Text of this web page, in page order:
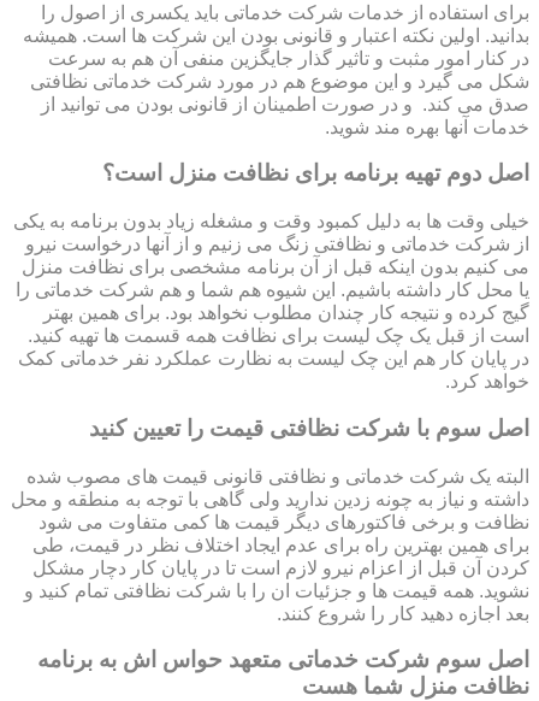
برای استفاده از خدمات شرکت خدماتی باید یکسری از اصول را
بدانید. اولین نکته اعتبار و قانونی بودن این شرکت ها است. همیشه
در کنار امور مثبت و تاثیر گذار جایگزین منفی آن هم به سرعت
شکل می گیرد و این موضوع هم در مورد شرکت خدماتی نظافتی
صدق می کند. و در صورت اطمینان از قانونی بودن می توانید از
خدمات آنها بهره مند شوید.
اصل دوم تهیه برنامه برای نظافت منزل است؟
خیلی وقت ها به دلیل کمبود وقت و مشغله زیاد بدون برنامه به یکی
از شرکت خدماتی و نظافتی زنگ می زنیم و از آنها درخواست نیرو
می کنیم بدون اینکه قبل از آن برنامه مشخصی برای نظافت منزل
یا محل کار داشته باشیم. این شیوه هم شما و هم شرکت خدماتی را
گیج کرده و نتیجه کار چندان مطلوب نخواهد بود. برای همین بهتر
است از قبل یک چک لیست برای نظافت همه قسمت ها تهیه کنید.
در پایان کار هم این چک لیست به نظارت عملکرد نفر خدماتی کمک
خواهد کرد.
اصل سوم با شرکت نظافتی قیمت را تعیین کنید
البته یک شرکت خدماتی و نظافتی قانونی قیمت های مصوب شده
داشته و نیاز به چونه زدین ندارید ولی گاهی با توجه به منطقه و محل
نظافت و برخی فاکتورهای دیگر قیمت ها کمی متفاوت می شود
برای همین بهترین راه برای عدم ایجاد اختلاف نظر در قیمت، طی
کردن آن قبل از اعزام نیرو لازم است تا در پایان کار دچار مشکل
نشوید. همه قیمت ها و جزئیات ان را با شرکت نظافتی تمام کنید و
بعد اجازه دهید کار را شروع کنند.
اصل سوم شرکت خدماتی متعهد حواس اش به برنامه
نظافت منزل شما هست